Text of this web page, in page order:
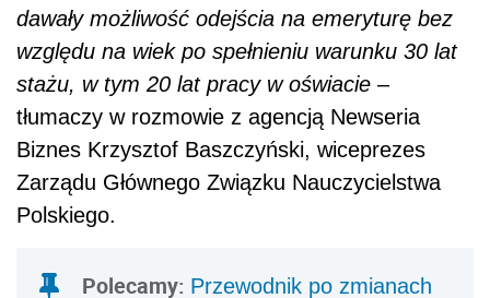
dawały możliwość odejścia na emeryturę bez
względu na wiek po spełnieniu warunku 30 lat
stażu, w tym 20 lat pracy w oświacie –
tłumaczy w rozmowie z agencją Newseria
Biznes Krzysztof Baszczyński, wiceprezes
Zarządu Głównego Związku Nauczycielstwa
Polskiego.
Polecamy: Przewodnik po zmianach